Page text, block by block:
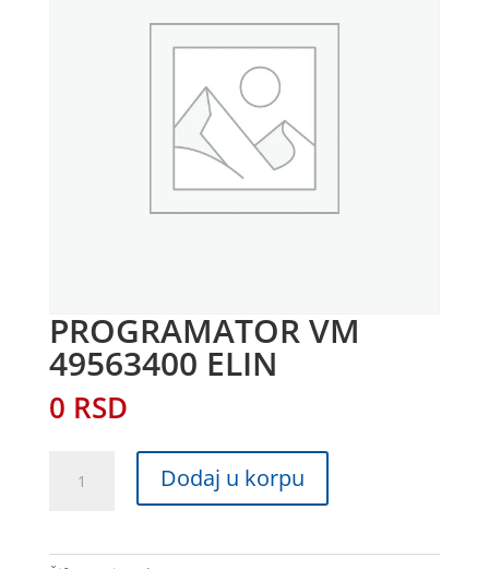
PROGRAMATOR VM
49563400 ELIN
0 RSD
količina
Dodaj u korpu